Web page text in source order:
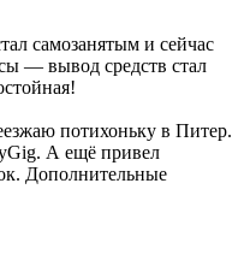
самозанятым и сейчас
— вывод средств стал
потихоньку в Питер.
А ещё привел
Дополнительные